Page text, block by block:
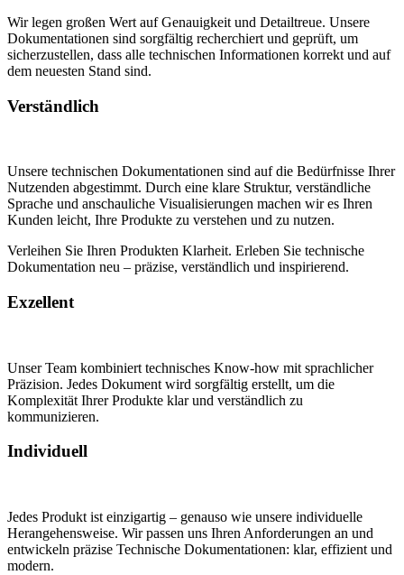
Wir legen großen Wert auf Genauigkeit und Detailtreue. Unsere
Dokumentationen sind sorgfältig recherchiert und geprüft, um
sicherzustellen, dass alle technischen Informationen korrekt und auf
dem neuesten Stand sind.
Verständlich
Unsere technischen Dokumentationen sind auf die Bedürfnisse Ihrer
Nutzenden abgestimmt. Durch eine klare Struktur, verständliche
Sprache und anschauliche Visualisierungen machen wir es Ihren
Kunden leicht, Ihre Produkte zu verstehen und zu nutzen.
Verleihen Sie Ihren Produkten Klarheit. Erleben Sie technische
Dokumentation neu – präzise, verständlich und inspirierend.
Exzellent
Unser Team kombiniert technisches Know-how mit sprachlicher
Präzision. Jedes Dokument wird sorgfältig erstellt, um die
Komplexität Ihrer Produkte klar und verständlich zu
kommunizieren.
Individuell
Jedes Produkt ist einzigartig – genauso wie unsere individuelle
Herangehensweise. Wir passen uns Ihren Anforderungen an und
entwickeln präzise Technische Dokumentationen: klar, effizient und
modern.